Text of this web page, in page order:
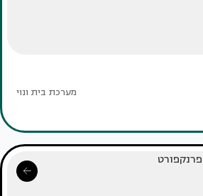
מערכת בית ונוי